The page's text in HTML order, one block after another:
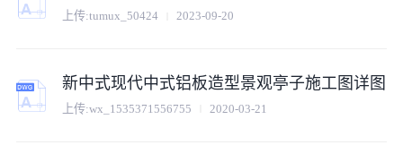
上传:tumux_50424 2023-09-20
新中式现代中式铝板造型景观亭子施工图详图
上传:wx_1535371556755 2020-03-21